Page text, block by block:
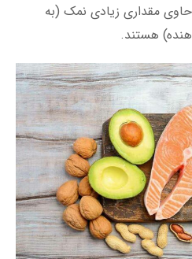
حاوی مقداری زیادی نمک (به
هستند.